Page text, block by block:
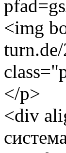
<img
</p>
<div